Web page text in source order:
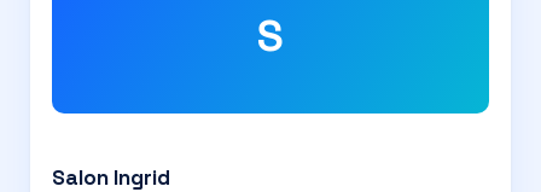
S
Salon Ingrid